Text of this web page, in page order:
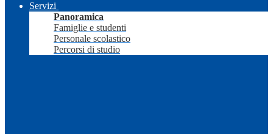
Servizi
Panoramica
Famiglie e studenti
Personale scolastico
Percorsi di studio